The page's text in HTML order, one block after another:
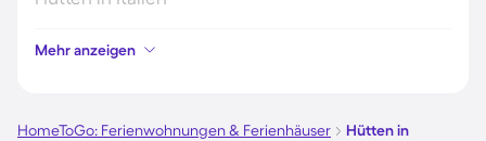
Hütten in Holland
Hütten in Deutschland
Mehr anzeigen
HomeToGo: Ferienwohnungen & Ferienhäuser
Hütten in